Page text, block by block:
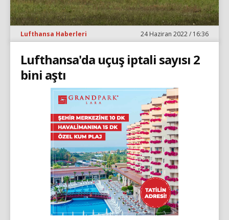
Lufthansa Haberleri 24 Haziran 2022 / 16:36
Lufthansa'da uçuş iptali sayısı 2
bini aştı